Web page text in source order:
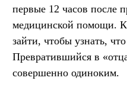
первые 12 часов после
медицинской помощи. К
зайти, чтобы узнать,
Превратившийся в
совершенно одиноким.